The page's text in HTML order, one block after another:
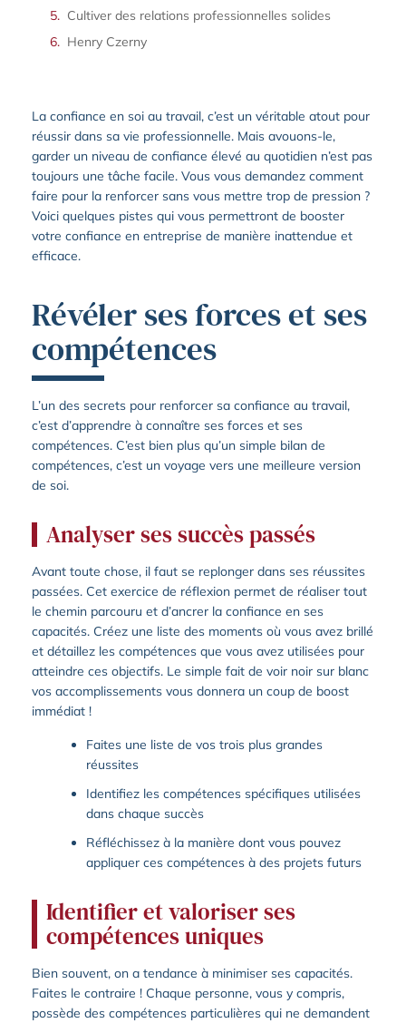
Cultiver des relations professionnelles solides
Henry Czerny
La confiance en soi au travail, c’est un véritable atout pour
réussir dans sa vie professionnelle. Mais avouons-le,
garder un niveau de confiance élevé au quotidien n’est pas
toujours une tâche facile. Vous vous demandez comment
faire pour la renforcer sans vous mettre trop de pression ?
Voici quelques pistes qui vous permettront de booster
votre confiance en entreprise de manière inattendue et
efficace.
Révéler ses forces et ses
compétences
L’un des secrets pour renforcer sa confiance au travail,
c’est d’apprendre à connaître ses forces et ses
compétences. C’est bien plus qu’un simple bilan de
compétences, c’est un voyage vers une meilleure version
de soi.
Analyser ses succès passés
Avant toute chose, il faut se replonger dans ses réussites
passées. Cet exercice de réflexion permet de réaliser tout
le chemin parcouru et d’ancrer la confiance en ses
capacités. Créez une liste des moments où vous avez brillé
et détaillez les compétences que vous avez utilisées pour
atteindre ces objectifs. Le simple fait de voir noir sur blanc
vos accomplissements vous donnera un coup de boost
immédiat !
Faites une liste de vos trois plus grandes
réussites
Identifiez les compétences spécifiques utilisées
dans chaque succès
Réfléchissez à la manière dont vous pouvez
appliquer ces compétences à des projets futurs
Identifier et valoriser ses
compétences uniques
Bien souvent, on a tendance à minimiser ses capacités.
Faites le contraire ! Chaque personne, vous y compris,
possède des compétences particulières qui ne demandent